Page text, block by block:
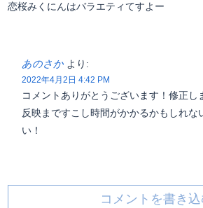
恋桜みくにんはバラエティてすよー
あのさか より:
2022年4月2日 4:42 PM
コメントありがとうございます！修正し
反映まですこし時間がかかるかもしれな
い！
コメントを書き込